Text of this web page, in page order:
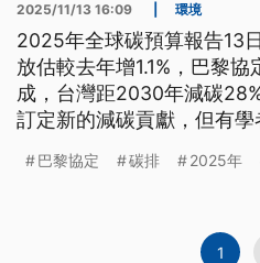
2025/11/13 16:09 環境
2025年全球碳預算報告13
放估較去年增1.1%，巴黎
成，台灣距2030年減碳
訂定新的減碳貢獻，但有
巴黎協定 碳排 2025年
1